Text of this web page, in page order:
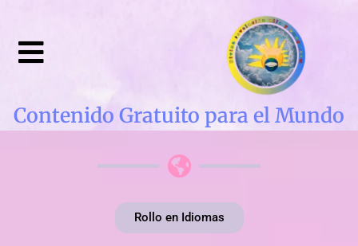
Contenido Gratuito para el Mundo
Rollo en Idiomas